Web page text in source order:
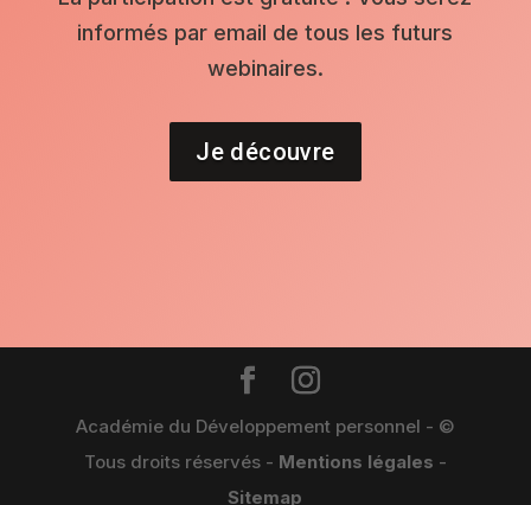
informés par email de tous les futurs
webinaires.
Je découvre
Académie du Développement personnel - ©
Tous droits réservés - Mentions légales -
Sitemap